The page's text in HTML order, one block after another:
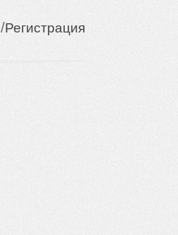
/Регистрация